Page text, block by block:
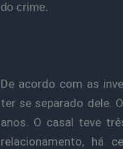
do crime.
De acordo com as
ter se separado dele.
anos. O casal teve
relacionamento, há